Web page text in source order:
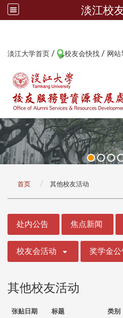
淡江校
淡江大学首页 / 校友会快找 / 网站
首页 其他校友活动
处内公告 焦点新闻
校友会活动 奖学金
其他校友活动
张贴日期 标题 类别